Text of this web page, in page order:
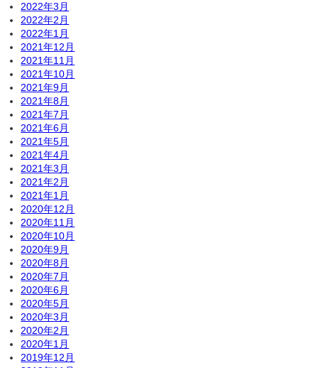
2022年3月
2022年2月
2022年1月
2021年12月
2021年11月
2021年10月
2021年9月
2021年8月
2021年7月
2021年6月
2021年5月
2021年4月
2021年3月
2021年2月
2021年1月
2020年12月
2020年11月
2020年10月
2020年9月
2020年8月
2020年7月
2020年6月
2020年5月
2020年3月
2020年2月
2020年1月
2019年12月